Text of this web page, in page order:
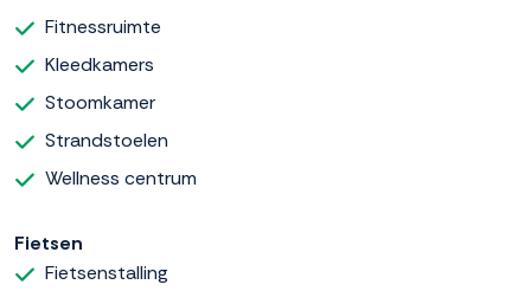
Fitnessruimte
Kleedkamers
Stoomkamer
Strandstoelen
Wellness centrum
Fietsen
Fietsenstalling